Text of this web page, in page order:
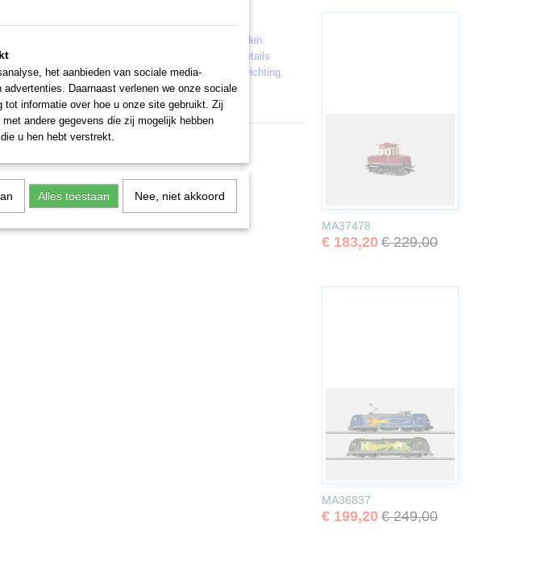
locfluit. 2 assen aangedreven. Antislipbanden.
interieurverlichting. Metalen handrails en verdere details
met warmwitte LED wisselt met de rijrichting
MA37478
€ 183,20 € 229,00
MA36837
€ 199,20 € 249,00
het aanbieden van sociale media-
Daarnaast verlenen we onze sociale
tot informatie over hoe u onze site gebruikt. Zij
andere gegevens die zij mogelijk hebben
u hen hebt verstrekt.
Alles toestaan Nee, niet akkoord